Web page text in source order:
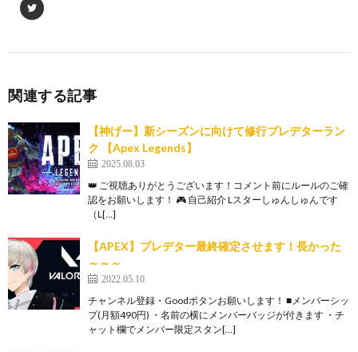
関連する記事
【神げー】新シーズンに向けて修行プレデターラン
ク 【Apex Legends】
2025.08.03
👑 ご視聴ありがとうございます！コメント前にルールのご確
認をお願いします！ 🎮 自己紹介 Lスターしゅんしゅんです
（L[…]
【APEX】プレデター最終確定させます！長かった
～～～
2022.05.10
チャンネル登録・Goodボタンお願いします！ ■メンバーシッ
プ(月額490円) ・名前の横にメンバーバッジが付きます ・チ
ャット欄でメンバー限定スタン[…]